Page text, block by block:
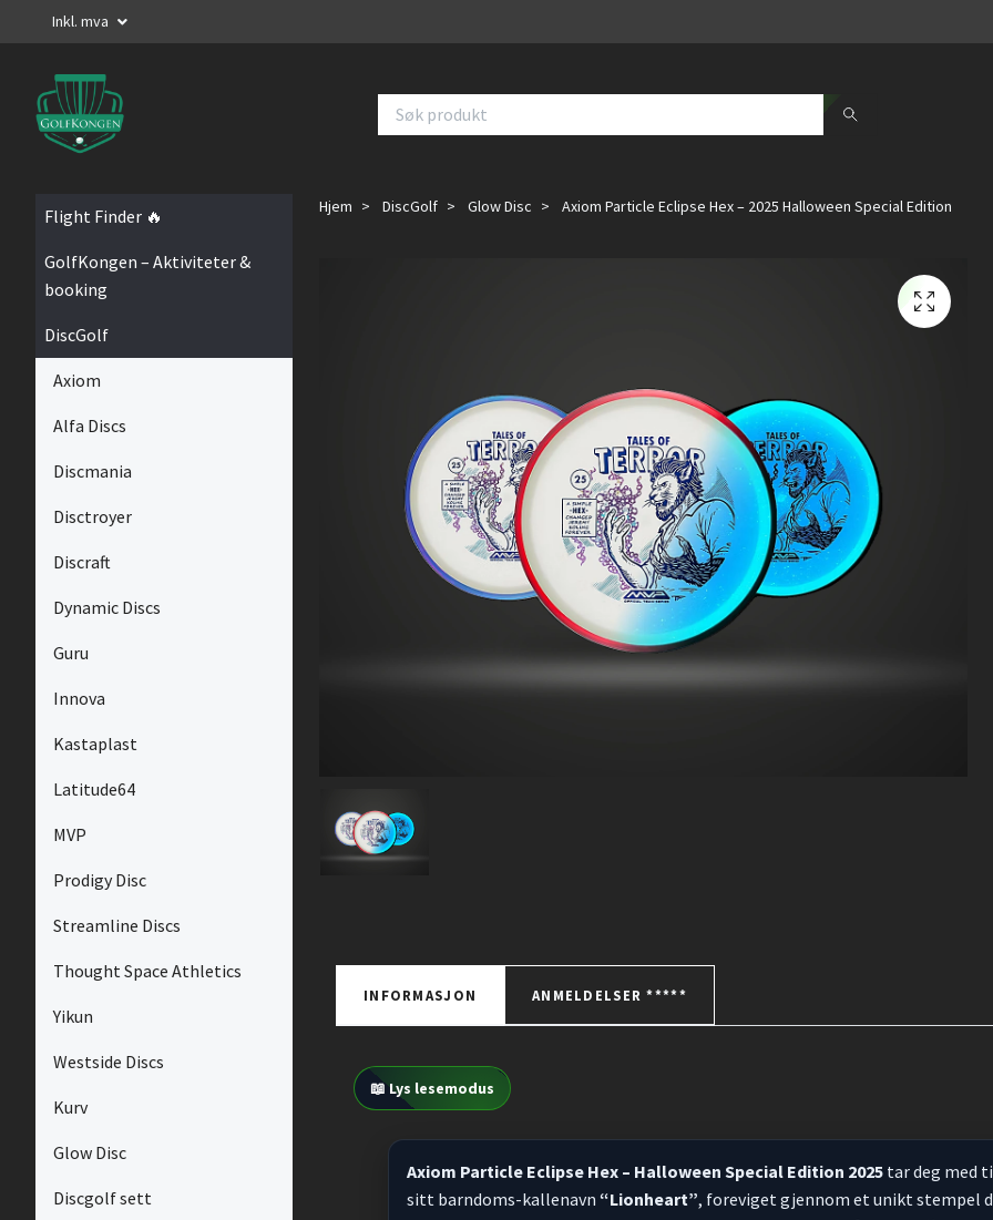
Inkl. mva
Flight Finder 🔥
GolfKongen – Aktiviteter &
booking
DiscGolf
Axiom
Alfa Discs
Discmania
Disctroyer
Discraft
Dynamic Discs
Guru
Innova
Kastaplast
Latitude64
MVP
Prodigy Disc
Streamline Discs
Thought Space Athletics
Yikun
Westside Discs
Kurv
Glow Disc
Discgolf sett
Hjem DiscGolf Glow Disc Axiom Particle Eclipse Hex – 2025 Halloween Special Edition
INFORMASJON ANMELDELSER *****
📖 Lys lesemodus
Axiom Particle Eclipse Hex – Halloween Special Edition 2025 tar deg med
sitt barndoms-kallenavn “Lionheart”, foreviget gjennom et unikt stempel